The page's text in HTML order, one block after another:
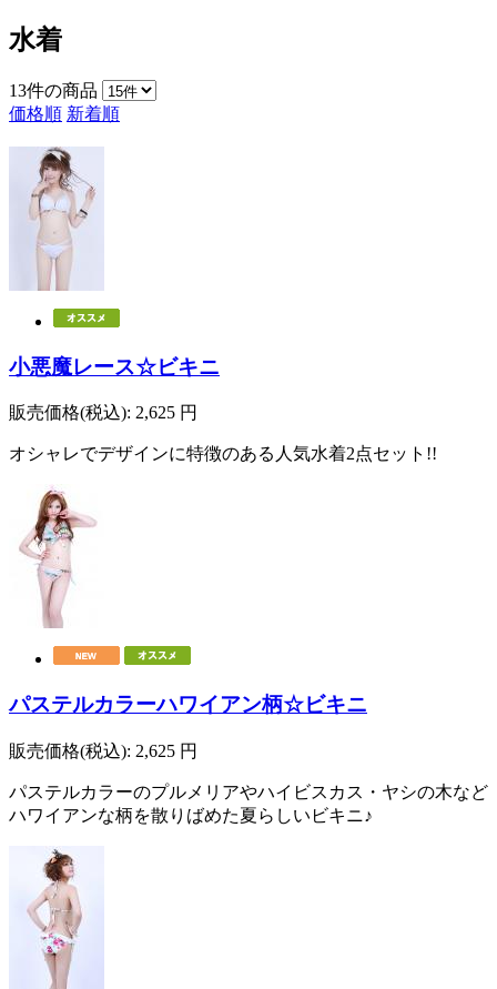
水着
13件の商品
価格順 新着順
小悪魔レース☆ビキニ
販売価格(税込): 2,625 円
オシャレでデザインに特徴のある人気水着2点セット!!
パステルカラーハワイアン柄☆ビキニ
販売価格(税込): 2,625 円
パステルカラーのプルメリアやハイビスカス・ヤシの木など
ハワイアンな柄を散りばめた夏らしいビキニ♪